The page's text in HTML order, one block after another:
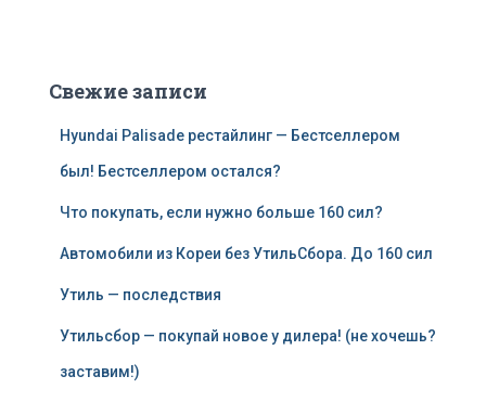
Свежие записи
Hyundai Palisade рестайлинг — Бестселлером
был! Бестселлером остался?
Что покупать, если нужно больше 160 сил?
Автомобили из Кореи без УтильСбора. До 160 сил
Утиль — последствия
Утильсбор — покупай новое у дилера! (не хочешь?
заставим!)